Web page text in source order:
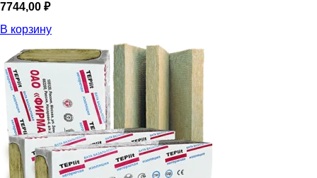
7744,00 ₽
В корзину